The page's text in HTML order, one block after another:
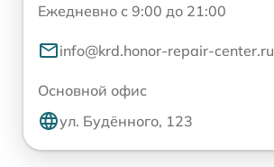
Ежедневно с 9:00 до 21:00
info@krd.honor-repair-center.ru
Основной офис
ул. Будённого, 123